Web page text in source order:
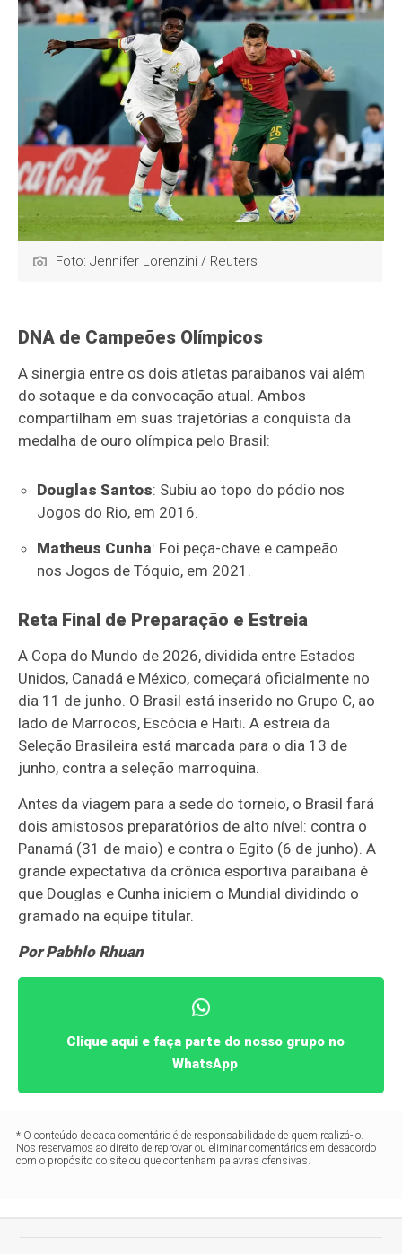
Foto: Jennifer Lorenzini / Reuters
DNA de Campeões Olímpicos
A sinergia entre os dois atletas paraibanos vai além
do sotaque e da convocação atual. Ambos
compartilham em suas trajetórias a conquista da
medalha de ouro olímpica pelo Brasil:
Douglas Santos: Subiu ao topo do pódio nos
Jogos do Rio, em 2016.
Matheus Cunha: Foi peça-chave e campeão
nos Jogos de Tóquio, em 2021.
Reta Final de Preparação e Estreia
A Copa do Mundo de 2026, dividida entre Estados
Unidos, Canadá e México, começará oficialmente no
dia 11 de junho. O Brasil está inserido no Grupo C, ao
lado de Marrocos, Escócia e Haiti. A estreia da
Seleção Brasileira está marcada para o dia 13 de
junho, contra a seleção marroquina.
Antes da viagem para a sede do torneio, o Brasil fará
dois amistosos preparatórios de alto nível: contra o
Panamá (31 de maio) e contra o Egito (6 de junho). A
grande expectativa da crônica esportiva paraibana é
que Douglas e Cunha iniciem o Mundial dividindo o
gramado na equipe titular.
Por Pabhlo Rhuan
Clique aqui e faça parte do nosso grupo no
WhatsApp
* O conteúdo de cada comentário é de responsabilidade de quem realizá-lo.
Nos reservamos ao direito de reprovar ou eliminar comentários em desacordo
com o propósito do site ou que contenham palavras ofensivas.